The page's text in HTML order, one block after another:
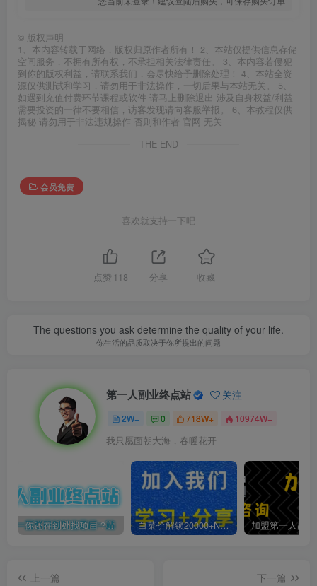
© 版权声明
1、本内容转载于网络，版权归原作者所有！ 2、本站仅提供信息存储
空间服务，不拥有所有权，不承担相关法律责任。 3、本内容若侵犯
到你的版权利益，请联系我们，会尽快给予删除处理！ 4、本站全资
源仅供测试和学习，请勿用于非法操作，一切后果与本站无关。 5、
如遇到充值付费环节课程或软件 请马上删除退出 涉及自身权益/利益
需要投资的一律不要相信，访客发现请向客服举报。 6、本教程仅供
揭秘 请勿用于非法违规操作 否则和作者 官网 无关
THE END
会员免费
喜欢就支持一下吧
点赞 118 分享 收藏
The questions you ask determine the quality of your life.
你生活的品质取决于你所提出的问题
第一人副业终点站 关注
2W+ 0 718W+ 10974W+
我只愿面朝大海，春暖花开
你还在到处找项目？还在当韭菜？我靠卖项目一个月收入5万+，曾经我也是个失败者。 白菜价解锁20000+N个赚钱机会，加入第一人副业终点站会员，全站资源免费学习。
上一篇
下一篇